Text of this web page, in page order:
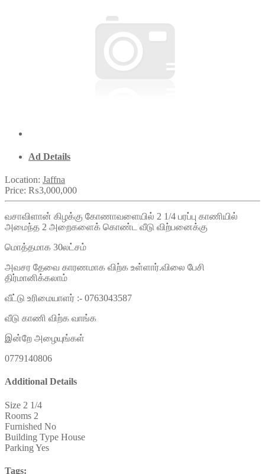
Ad Details
Location: Jaffna
Price: ₨3,000,000
வசாவிளான் கிழக்கு கோணாவளையில் 2 1/4 பரப்பு காணியில்
அமைந்த 2 அறைகளைக் கொண்ட வீடு விற்பனைக்கு
மொத்தமாக 30லட்சம்
அவசர தேவை காரணமாக விற்க உள்ளார்.விலை பேசி
திர்மானிக்கலாம்
வீட்டு உரிமையாளர் :- 0763043587
வீடு காணி விற்க வாங்க
இன்றே அழையுங்கள்
0779140806
Additional Details
Size 2 1/4
Rooms 2
Furnished No
Building Type House
Parking Yes
Tags: